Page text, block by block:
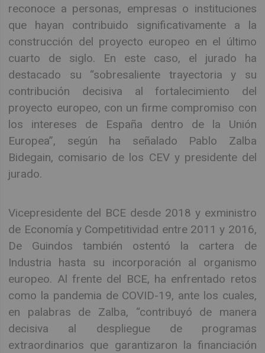
reconoce a personas, empresas o instituciones
que hayan contribuido significativamente a la
construcción del proyecto europeo en el último
cuarto de siglo. En este caso, el jurado ha
destacado su “sobresaliente trayectoria y su
contribución decisiva al fortalecimiento del
proyecto europeo, con un firme compromiso con
los intereses de España dentro de la Unión
Europea”, según ha señalado Pablo Zalba
Bidegain, comisario de los CEV y presidente del
jurado.
Vicepresidente del BCE desde 2018 y exministro
de Economía y Competitividad entre 2011 y 2016,
De Guindos también ostentó la cartera de
Industria hasta su incorporación al organismo
europeo. Al frente del BCE, ha enfrentado retos
como la pandemia de COVID-19, ante los cuales,
en palabras de Zalba, “contribuyó de manera
decisiva al despliegue de programas
extraordinarios que garantizaron la financiación